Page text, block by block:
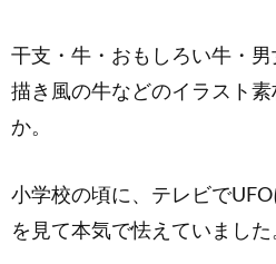
干支・牛・おもしろい牛・
描き風の牛などのイラスト
か。
小学校の頃に、テレビで
を見て本気で怯えていました